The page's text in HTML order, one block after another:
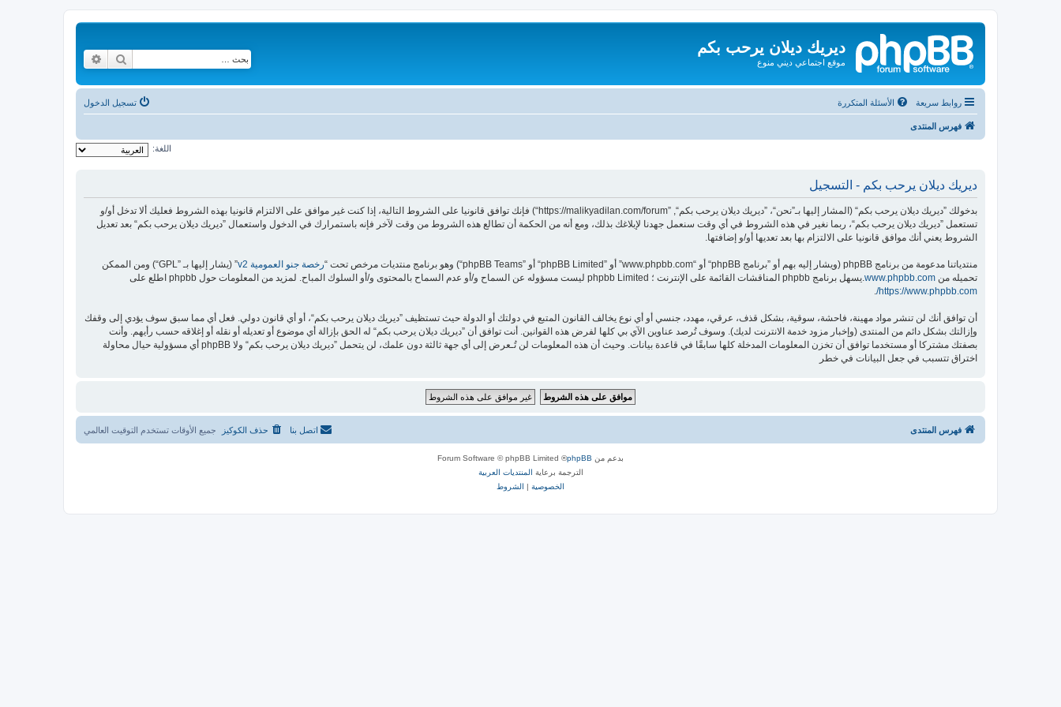
ديريك ديلان يرحب بكم
موقع اجتماعي ديني منوع بحث
روابط سريعة الأسئلة المتكررة تسجيل الدخول
فهرس المنتدى
اللغة:
ديريك ديلان يرحب بكم - التسجيل
بدخولك ”ديريك ديلان يرحب بكم“ (المشار إليها بـ”نحن“، ”ديريك ديلان يرحب بكم“, ”https://malikyadilan.com/forum“) فإنك توافق قانونيا على الشروط التالية، إذا كنت غير موافق على الالتزام قانونيا بهذه الشروط فعليك ألا تدخل أو/و
تستعمل ”ديريك ديلان يرحب بكم“، ربما نغير في هذه الشروط في أي وقت سنعمل جهدنا لإبلاغك بذلك، ومع أنه من الحكمة أن تطالع هذه الشروط من وقت لآخر فإنه باستمرارك في الدخول واستعمال ”ديريك ديلان يرحب بكم“ بعد تعديل
الشروط يعني أنك موافق قانونيا على الالتزام بها بعد تعديها أو/و إضافتها.
منتدياتنا مدعومة من برنامج phpBB (ويشار إليه بهم أو ”برنامج phpBB“ أو “www.phpbb.com” أو ”phpBB Limited“ أو ”phpBB Teams“) وهو برنامج منتديات مرخص تحت “ رخصة جنو العمومية v2
” (يشار إليها بـ ”GPL“) ومن الممكن
تحميله من www.phpbb.com.يسهل برنامج phpbb المناقشات القائمة على الإنترنت ؛ phpbb Limited ليست مسؤوله عن السماح و/أو عدم السماح بالمحتوى و/أو السلوك المباح. لمزيد من المعلومات حول phpbb اطلع على
https://www.phpbb.com/
.
أن توافق أنك لن تنشر مواد مهينة، فاحشة، سوقية، بشكل قذف، عرقي، مهدد، جنسي أو أي نوع يخالف القانون المتبع في دولتك أو الدولة حيث تستظيف ”ديريك ديلان يرحب بكم“، أو أي قانون دولي. فعل أي مما سبق سوف يؤدي إلى وقفك
وإزالتك بشكل دائم من المنتدى (وإخبار مزود خدمة الانترنت لديك). وسوف تُرصد عناوين الآي بي كلها لفرض هذه القوانين. أنت توافق أن ”ديريك ديلان يرحب بكم“ له الحق بإزالة أي موضوع أو تعديله أو نقله أو إغلاقه حسب رأيهم. وأنت
بصفتك مشتركا أو مستخدما توافق أن تخزن المعلومات المدخلة كلها سابقًا في قاعدة بيانات. وحيث أن هذه المعلومات لن تُـعرض إلى أي جهة ثالثة دون علمك، لن يتحمل ”ديريك ديلان يرحب بكم“ ولا phpBB أي مسؤولية حيال محاولة
اختراق تتسبب في جعل البيانات في خطر
فهرس المنتدى جميع الأوقات تستخدم التوقيت العالمي حذف الكوكيز اتصل بنا
بدعم من phpBB
® Forum Software © phpBB Limited
الترجمة برعاية المنتديات العربية
الخصوصية | الشروط